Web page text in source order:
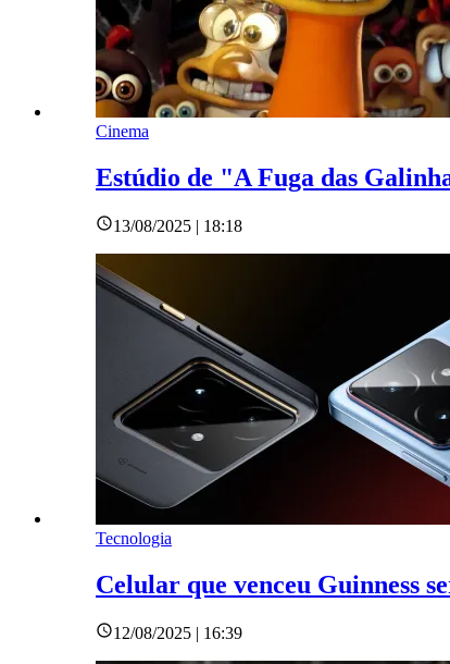
Cinema
Estúdio de "A Fuga das
13/08/2025 | 18:18
Tecnologia
Celular que venceu Guinness
12/08/2025 | 16:39